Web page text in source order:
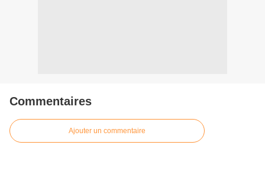
Commentaires
Ajouter un commentaire